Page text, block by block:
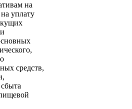
на
уплату
средств,